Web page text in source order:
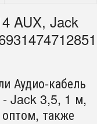
AUX, Jack
Аудио-кабель
Jack 3,5, 1 м,
также